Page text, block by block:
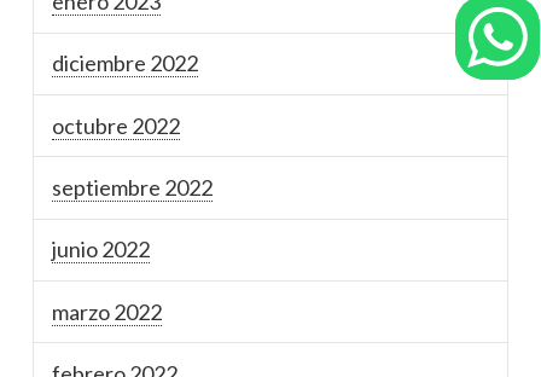
diciembre 2022
octubre 2022
septiembre 2022
junio 2022
marzo 2022